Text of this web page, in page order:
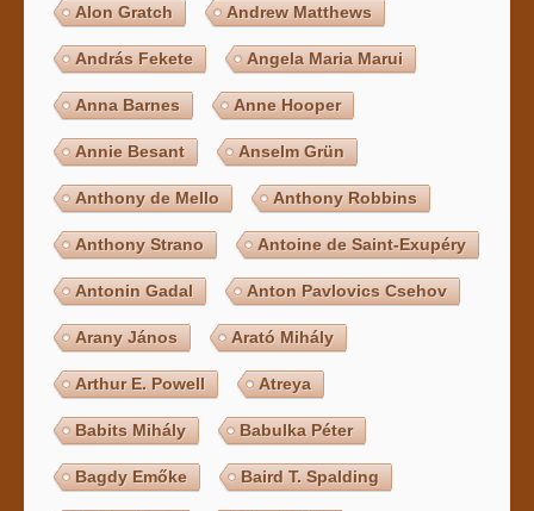
Alon Gratch Andrew Matthews
András Fekete Angela Maria Marui
Anna Barnes Anne Hooper
Annie Besant Anselm Grün
Anthony de Mello Anthony Robbins
Anthony Strano Antoine de Saint-Exupéry
Antonin Gadal Anton Pavlovics Csehov
Arany János Arató Mihály
Arthur E. Powell Atreya
Babits Mihály Babulka Péter
Bagdy Emőke Baird T. Spalding